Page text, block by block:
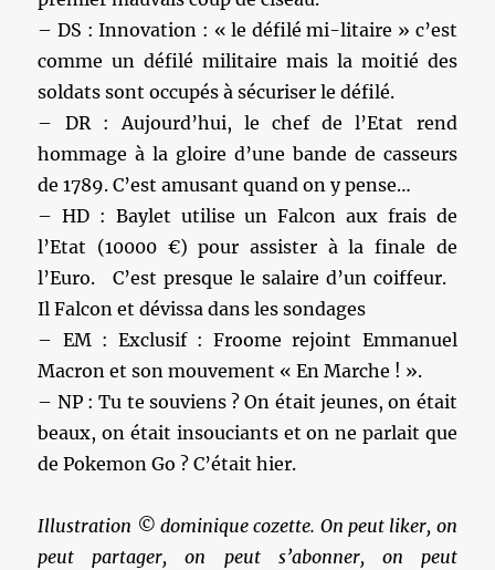
– DS : Innovation : « le défilé mi-litaire » c’est
comme un défilé militaire mais la moitié des
soldats sont occupés à sécuriser le défilé.
– DR : Aujourd’hui, le chef de l’Etat rend
hommage à la gloire d’une bande de casseurs
de 1789. C’est amusant quand on y pense…
– HD : Baylet utilise un Falcon aux frais de
l’Etat (10000 €) pour assister à la finale de
l’Euro. C’est presque le salaire d’un coiffeur.
Il Falcon et dévissa dans les sondages
– EM : Exclusif : Froome rejoint Emmanuel
Macron et son mouvement « En Marche ! ».
– NP : Tu te souviens ? On était jeunes, on était
beaux, on était insouciants et on ne parlait que
de Pokemon Go ? C’était hier.
Illustration © dominique cozette. On peut liker, on
peut partager, on peut s’abonner, on peut